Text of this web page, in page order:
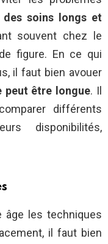
soins longs et
souvent chez le
figure. En ce qui
il faut bien avouer
peut être longue. Il
différents
disponibilités,
âge les techniques
il faut bien